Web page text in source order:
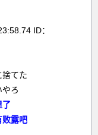
ID：
捨てた
ろ
了
败露吧